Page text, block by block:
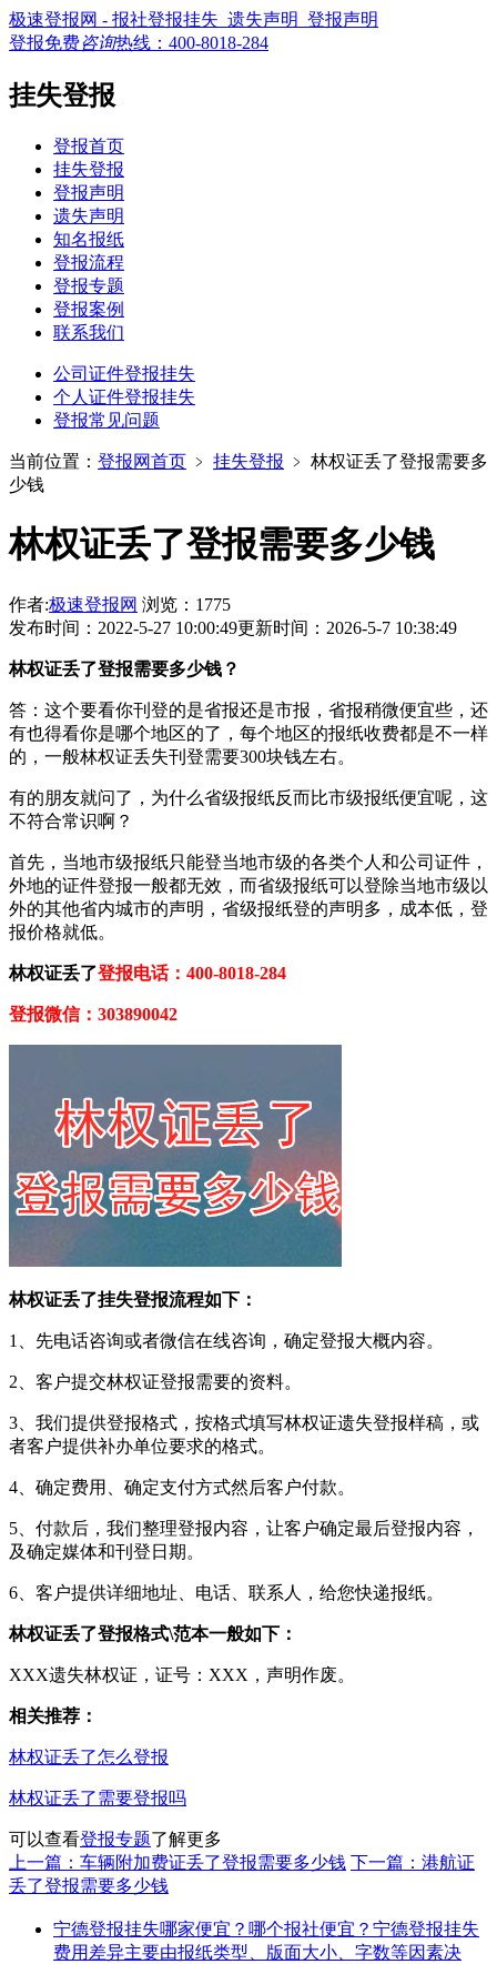
极速登报网 - 报社登报挂失_遗失声明_登报声明
登报免费咨询热线： 400-8018-284
挂失登报
登报首页
挂失登报
登报声明
遗失声明
知名报纸
登报流程
登报专题
登报案例
联系我们
公司证件登报挂失
个人证件登报挂失
登报常见问题
当前位置： 登报网首页 ﹥ 挂失登报 ﹥ 林权证丢了登报需要多
少钱
林权证丢了登报需要多少钱
作者:极速登报网 浏览：1775
发布时间：2022-5-27 10:00:49更新时间：2026-5-7 10:38:49
林权证丢了登报需要多少钱？
答：这个要看你刊登的是省报还是市报，省报稍微便宜些，还
有也得看你是哪个地区的了，每个地区的报纸收费都是不一样
的，一般林权证丢失刊登需要300块钱左右。
有的朋友就问了，为什么省级报纸反而比市级报纸便宜呢，这
不符合常识啊？
首先，当地市级报纸只能登当地市级的各类个人和公司证件，
外地的证件登报一般都无效，而省级报纸可以登除当地市级以
外的其他省内城市的声明，省级报纸登的声明多，成本低，登
报价格就低。
林权证丢了登报电话：400-8018-284
登报微信：303890042
林权证丢了挂失登报流程如下：
1、先电话咨询或者微信在线咨询，确定登报大概内容。
2、客户提交林权证登报需要的资料。
3、我们提供登报格式，按格式填写林权证遗失登报样稿，或
者客户提供补办单位要求的格式。
4、确定费用、确定支付方式然后客户付款。
5、付款后，我们整理登报内容，让客户确定最后登报内容，
及确定媒体和刊登日期。
6、客户提供详细地址、电话、联系人，给您快递报纸。
林权证丢了登报格式\范本一般如下：
XXX遗失林权证，证号：XXX，声明作废。
相关推荐：
林权证丢了怎么登报
林权证丢了需要登报吗
可以查看登报专题了解更多
上一篇：车辆附加费证丢了登报需要多少钱 下一篇：港航证
丢了登报需要多少钱
宁德登报挂失哪家便宜？哪个报社便宜？宁德登报挂失
费用差异主要由报纸类型、版面大小、字数等因素决